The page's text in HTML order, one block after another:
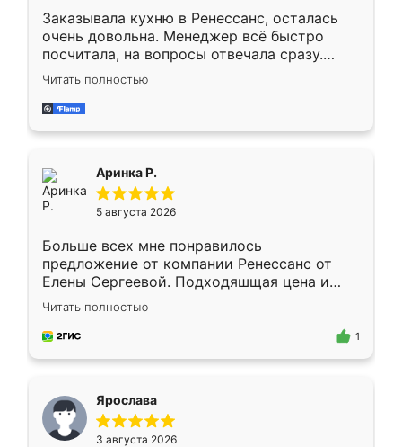
Заказывала кухню в Ренессанс, осталась
очень довольна. Менеджер всё быстро
посчитала, на вопросы отвечала сразу.
Замерщик приехал в субботу, подошёл к
делу со всей ответственностью. Собрали
за день, ребята работали аккуратно, даже
Читать полностью
Аринка Р.
5 августа 2026
Больше всех мне понравилось
предложение от компании Ренессанс от
Елены Сергеевой. Подходяшщая цена и
короткие сроки изготовления. Приехавший
для замера сотрудник Владислав
предложил по моему эскизу самый
Читать полностью
1
Ярослава
3 августа 2026